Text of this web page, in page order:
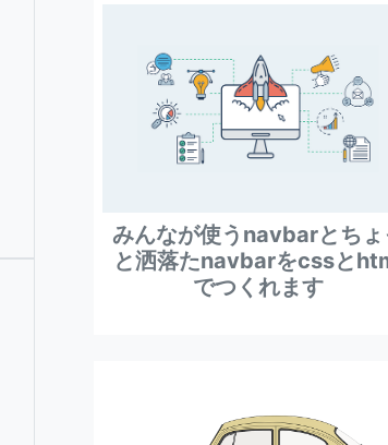
みんなが使うnavbarとちょ
と洒落たnavbarをcssと
でつくれます